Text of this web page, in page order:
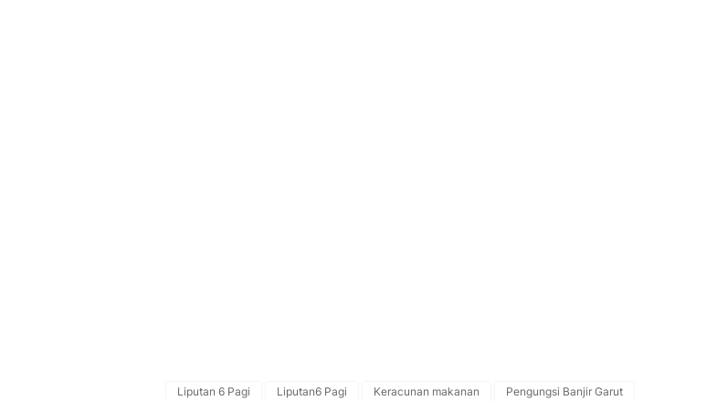
Liputan 6 Pagi Liputan6 Pagi Keracunan makanan
Pengungsi Banjir Garut